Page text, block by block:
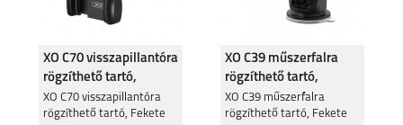
GT MASTER
XO C70 visszapillantóra
rögzíthető tartó,
Fekete
XO C70 visszapillantóra
rögzíthető tartó, Fekete
XO C39 műszerfalra
rögzíthető tartó,
Fekete
XO C39 műszerfalra
rögzíthető tartó, Fekete